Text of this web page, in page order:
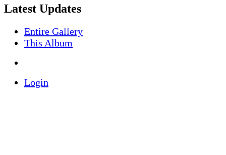
Latest Updates
Entire Gallery
This Album
Login